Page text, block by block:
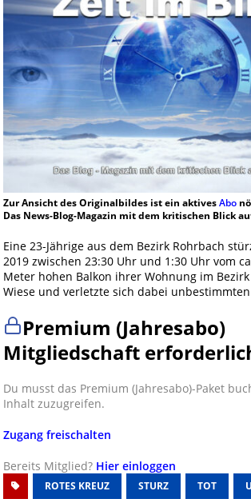
Zur Ansicht des Originalbildes ist ein aktivesAbo
Das News-Blog-Magazin mit dem kritischen Blick
Eine 23-Jährige aus dem Bezirk Rohrbach
2019 zwischen 23:30 Uhr und 1:30 Uhr vom
Meter hohen Balkon ihrer Wohnung im
Wiese und verletzte sich dabei
Premium (Jahresabo)
Mitgliedschaft
Du musst das Premium (Jahresabo)-Paket
Inhalt zuzugreifen.
Zugang freischalten
Bereits Mitglied? Hier einloggen
ROTES KREUZ STURZ TOT